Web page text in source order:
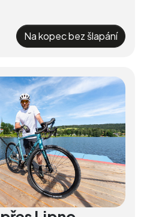
Na kopec bez šlapání